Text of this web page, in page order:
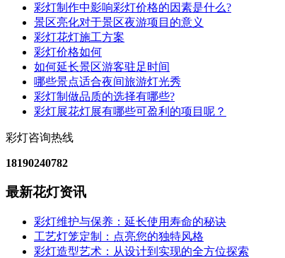
彩灯制作中影响彩灯价格的因素是什么?
景区亮化对于景区夜游项目的意义
彩灯花灯施工方案
彩灯价格如何
如何延长景区游客驻足时间
哪些景点适合夜间旅游灯光秀
彩灯制做品质的选择有哪些?
彩灯展花灯展有哪些可盈利的项目呢？
彩灯咨询热线
18190240782
最新花灯资讯
彩灯维护与保养：延长使用寿命的秘诀
工艺灯笼定制：点亮您的独特风格
彩灯造型艺术：从设计到实现的全方位探索